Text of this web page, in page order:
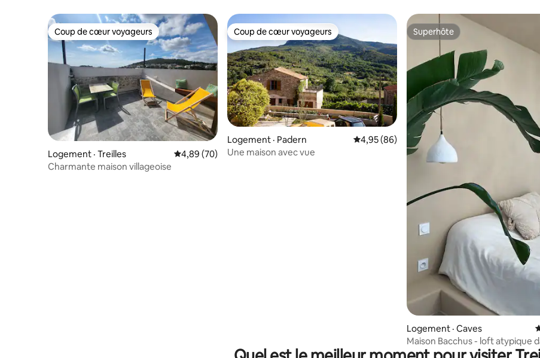
Coup de cœur voyageurs
Coup de cœur voyageurs
Logement · Treilles Note moyenne de 4,89 sur 5, 70 commentaires
4,89 (70)
Charmante maison villageoise
Coup de cœur voyageurs
Coup de cœur voyageurs
Logement · Padern Note moyenne de 4,95 sur 5, 86
4,95 (86)
Une maison avec vue
Superhôte
Superhôte
Logement · Caves
Maison Bacchus - loft atypique